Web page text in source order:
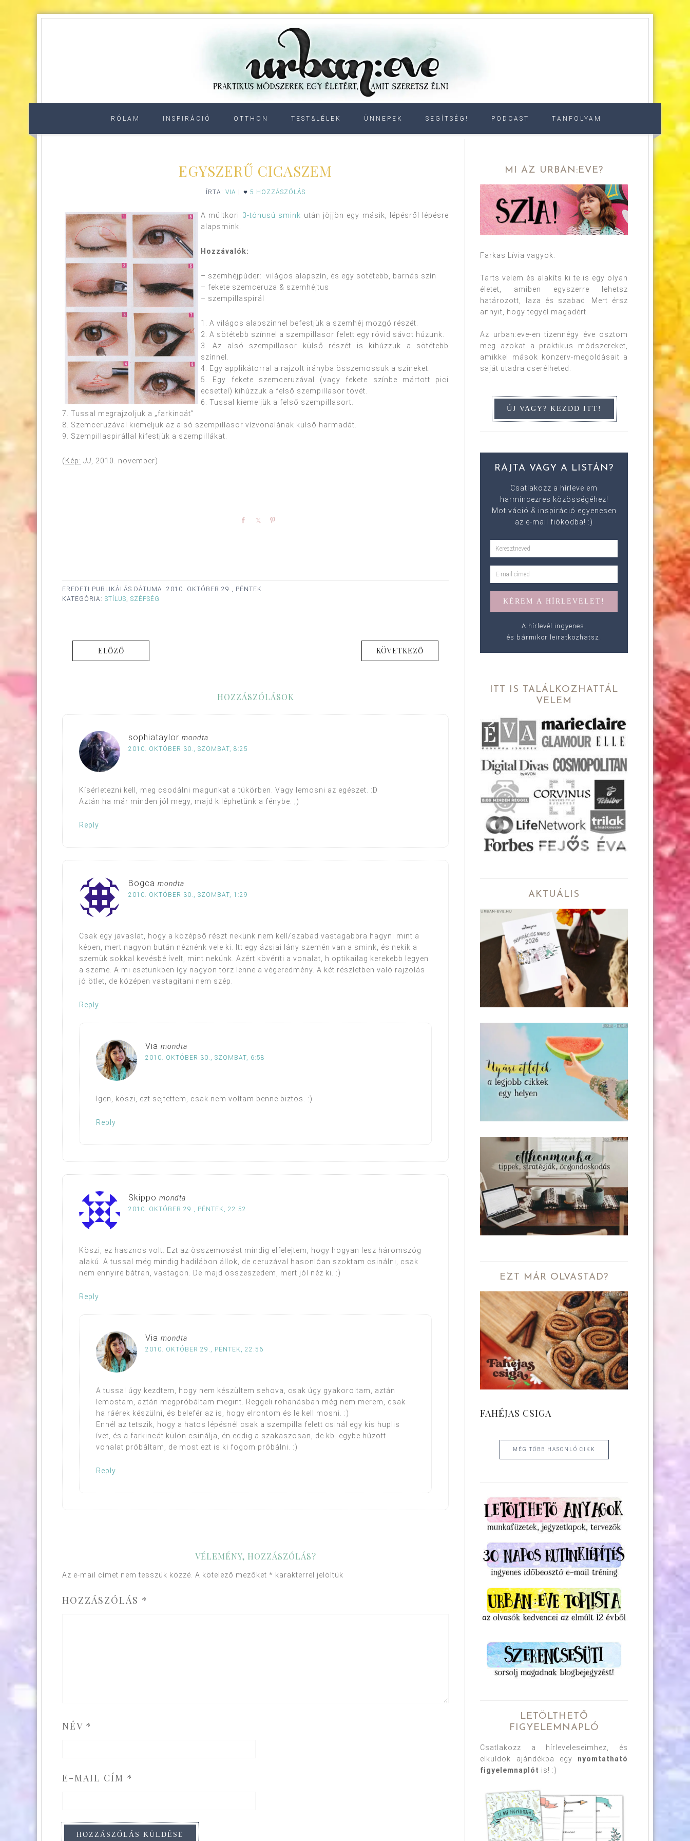
RÓLAM INSPIRÁCIÓ OTTHON TEST&LÉLEK ÜNNEPEK SEGÍTSÉG! PODCAST TANFOLYAM
EGYSZERŰ CICASZEM
ÍRTA: VIA 5 HOZZÁSZÓLÁS
A múltkori 3-tónusú smink után jöjjön egy másik, lépésről lépésre
alapsmink.
Hozzávalók:
– szemhéjpúder: világos alapszín, és egy sötétebb, barnás szín
– fekete szemceruza & szemhéjtus
– szempillaspirál
1. A világos alapszínnel befestjük a szemhéj mozgó részét.
2. A sötétebb színnel a szempillasor felett egy rövid sávot húzunk.
3. Az alsó szempillasor külső részét is kihúzzuk a sötétebb
színnel.
4. Egy applikátorral a rajzolt irányba összemossuk a színeket.
5. Egy fekete szemceruzával (vagy fekete színbe mártott pici
ecsettel) kihúzzuk a felső szempillasor tövét.
6. Tussal kiemeljük a felső szempillasort.
7. Tussal megrajzoljuk a „farkincát”
8. Szemceruzával kiemeljük az alsó szempillasor vízvonalának külső harmadát.
9. Szempillaspirállal kifestjük a szempillákat.
( Kép: JJ , 2010. november)
Share Share
EREDETI PUBLIKÁLÁS DÁTUMA: 2010. OKTÓBER 29., PÉNTEK
KATEGÓRIA: STÍLUS, SZÉPSÉG
ELŐZŐ KÖVETKEZŐ
HOZZÁSZÓLÁSOK
sophiataylor mondta
2010. OKTÓBER 30., SZOMBAT, 8:25
Kísérletezni kell, meg csodálni magunkat a tükörben. Vagy lemosni az egészet. :D
Aztán ha már minden jól megy, majd kiléphetünk a fénybe. ;)
Reply
Bogca mondta
2010. OKTÓBER 30., SZOMBAT, 1:29
Csak egy javaslat, hogy a középső részt nekünk nem kell/szabad vastagabbra hagyni mint a
képen, mert nagyon bután néznénk vele ki. Itt egy ázsiai lány szemén van a smink, és nekik a
szemük sokkal kevésbé ívelt, mint nekünk. Azért kövéríti a vonalat, h optikailag kerekebb legyen
a szeme. A mi esetünkben így nagyon torz lenne a végeredmény. A két részletben való rajzolás
jó ötlet, de középen vastagítani nem szép.
Reply
Via mondta
2010. OKTÓBER 30., SZOMBAT, 6:58
Igen, köszi, ezt sejtettem, csak nem voltam benne biztos. :)
Reply
Skippo mondta
2010. OKTÓBER 29., PÉNTEK, 22:52
Köszi, ez hasznos volt. Ezt az összemosást mindig elfelejtem, hogy hogyan lesz háromszög
alakú. A tussal még mindig hadilábon állok, de ceruzával hasonlóan szoktam csinálni, csak
nem ennyire bátran, vastagon. De majd összeszedem, mert jól néz ki. :)
Reply
Via mondta
2010. OKTÓBER 29., PÉNTEK, 22:56
A tussal úgy kezdtem, hogy nem készültem sehova, csak úgy gyakoroltam, aztán
lemostam, aztán megpróbáltam megint. Reggeli rohanásban még nem merem, csak
ha ráérek készülni, és belefér az is, hogy elrontom és le kell mosni. :)
Ennél az tetszik, hogy a hatos lépésnél csak a szempilla felett csinál egy kis huplis
ívet, és a farkincát külön csinálja, én eddig a szakaszosan, de kb. egybe húzott
vonalat próbáltam, de most ezt is ki fogom próbálni. :)
Reply
VÉLEMÉNY, HOZZÁSZÓLÁS?
Az e-mail címet nem tesszük közzé. A kötelező mezőket * karakterrel jelöltük
HOZZÁSZÓLÁS *
NÉV *
E-MAIL CÍM *
MI AZ URBAN:EVE?
Farkas Lívia vagyok.
Tarts velem és alakíts ki te is egy olyan
életet, amiben egyszerre lehetsz
határozott, laza és szabad. Mert érsz
annyit, hogy tegyél magadért.
Az urban:eve-en tizennégy éve osztom
meg azokat a praktikus módszereket,
amikkel mások konzerv-megoldásait a
saját utadra cserélheted.
RAJTA VAGY A LISTÁN?
Csatlakozz a hírlevelem
harmincezres közösségéhez!
Motiváció & inspiráció egyenesen
az e-mail fiókodba! :)
A hírlevél ingyenes,
és bármikor leiratkozhatsz.
ITT IS TALÁLKOZHATTÁL
VELEM
AKTUÁLIS
EZT MÁR OLVASTAD?
FAHÉJAS CSIGA
MÉG TÖBB HASONLÓ CIKK
LETÖLTHETŐ
FIGYELEMNAPLÓ
Csatlakozz a hírleveleseimhez, és
elküldök ajándékba egy nyomtatható
figyelemnaplót is! :)